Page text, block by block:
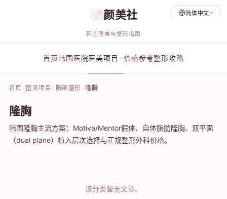
简体中文
颜美社
韩国医美与整形指南
首页韩国医院医美项目 价格参考整形攻略
首页 医美项目 胸部整形 隆胸
隆胸
韩国隆胸主流方案：Motiva/Mentor假体、自体脂肪隆胸、双平面
（dual plane）植入层次选择与正规整形外科价格。
该分类暂无文章。